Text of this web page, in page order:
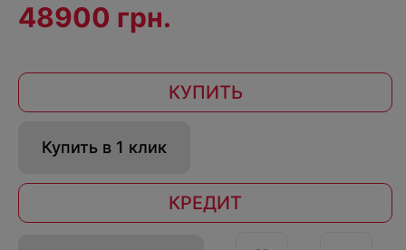
48900 грн.
КУПИТЬ
Купить в 1 клик
КРЕДИТ